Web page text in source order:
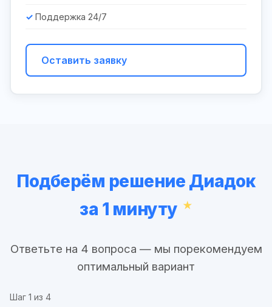
Поддержка 24/7
Оставить заявку
Подберём решение Диадок
за 1 минуту
Ответьте на 4 вопроса — мы порекомендуем
оптимальный вариант
Шаг 1 из 4